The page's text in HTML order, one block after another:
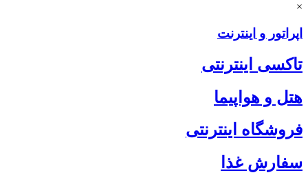
×
اپراتور و اینترنت
تاکسی اینترنتی
هتل و هواپیما
فروشگاه اینترنتی
سفارش غذا